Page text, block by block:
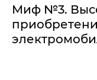
Миф №3.